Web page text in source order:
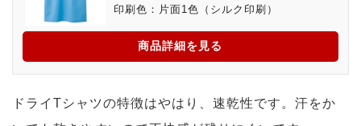
印刷色：片面1色（シルク印刷）
商品詳細を見る
ドライTシャツの特徴はやはり、速乾性です。汗をか